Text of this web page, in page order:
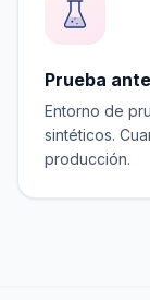
Prueba
Entorno de
sintéticos.
producción.